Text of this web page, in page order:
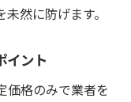
然に防げます。
イント
価格のみで業者を